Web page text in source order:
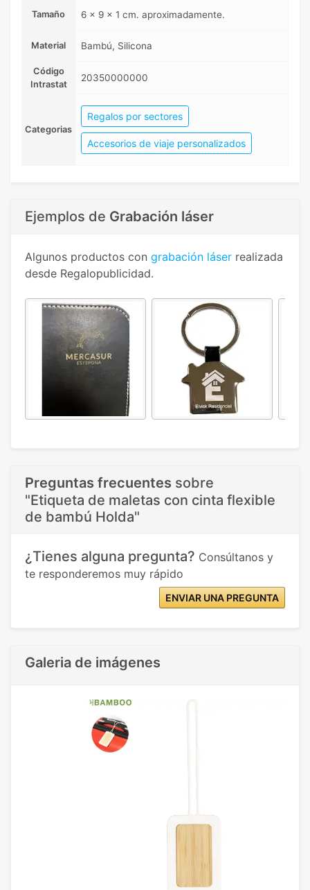
Tamaño 6 x 9 x 1 cm. aproximadamente.
Material Bambú, Silicona
Código
Intrastat
20350000000
Categorias
Regalos por sectores
Accesorios de viaje personalizados
Ejemplos de Grabación láser
Algunos productos con grabación láser realizada
desde Regalopublicidad.
Preguntas frecuentes sobre
"Etiqueta de maletas con cinta flexible
de bambú Holda"
¿Tienes alguna pregunta? Consúltanos y
te responderemos muy rápido
ENVIAR UNA PREGUNTA
Galeria de imágenes